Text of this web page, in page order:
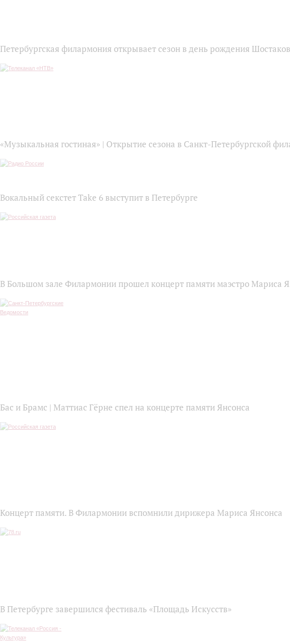
Петербургская филармония открывает сезон в день рождения
«Музыкальная гостиная» | Открытие сезона в Санкт-Петербургской
Вокальный секстет Take 6 выступит в Петербурге
В Большом зале Филармонии прошел концерт памяти маэстро Мариса
Бас и Брамс | Маттиас Гёрне спел на концерте памяти Янсонса
Концерт памяти. В Филармонии вспомнили дирижера Мариса Янсонса
В Петербурге завершился фестиваль «Площадь Искусств»